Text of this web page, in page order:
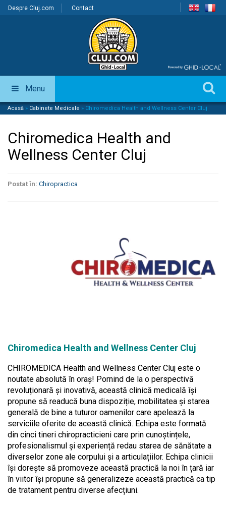
Despre Cluj.com Contact
Menu
Acasă » Cabinete Medicale » Chiromedica Health and Wellness Center Cluj
Chiromedica Health and
Wellness Center Cluj
Postat în: Chiropractica
Chiromedica Health and Wellness Center Cluj
CHIROMEDICA Health and Wellness Center Cluj este o
noutate absolută în oraș! Pornind de la o perspectivă
revoluționară și inovativă, această clinică medicală își
propune să readucă buna dispoziție, mobilitatea și starea
generală de bine a tuturor oamenilor care apelează la
serviciile oferite de această clinică. Echipa este formată
din cinci tineri chiropracticieni care prin cunoștințele,
profesionalismul și experiență redau starea de sănătate a
diverselor zone ale corpului și a articulațiilor. Echipa clinicii
își dorește să promoveze această practică la noi în țară iar
în viitor își propune să generalizeze această practică ca tip
de tratament pentru diverse afecțiuni.